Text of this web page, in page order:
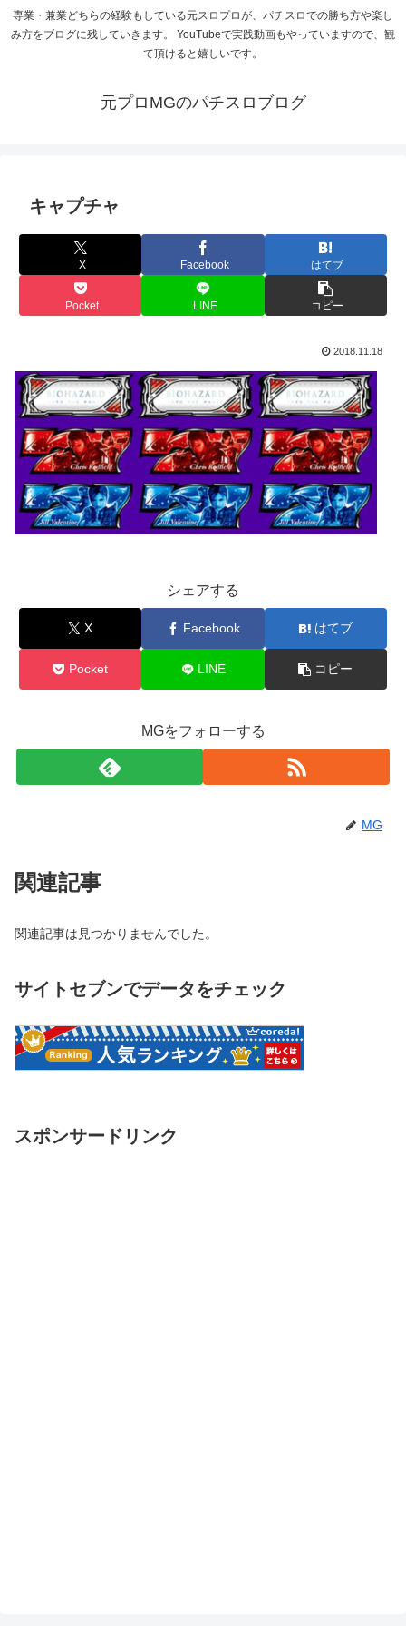
専業・兼業どちらの経験もしている元スロプロが、パチスロでの勝ち方や楽し
み方をブログに残していきます。 YouTubeで実践動画もやっていますので、観
て頂けると嬉しいです。
元プロMGのパチスロブログ
キャプチャ
X Facebook はてブ
Pocket LINE コピー
2018.11.18
シェアする
X Facebook はてブ
Pocket LINE コピー
MGをフォローする
MG
関連記事
関連記事は見つかりませんでした。
サイトセブンでデータをチェック
スポンサードリンク